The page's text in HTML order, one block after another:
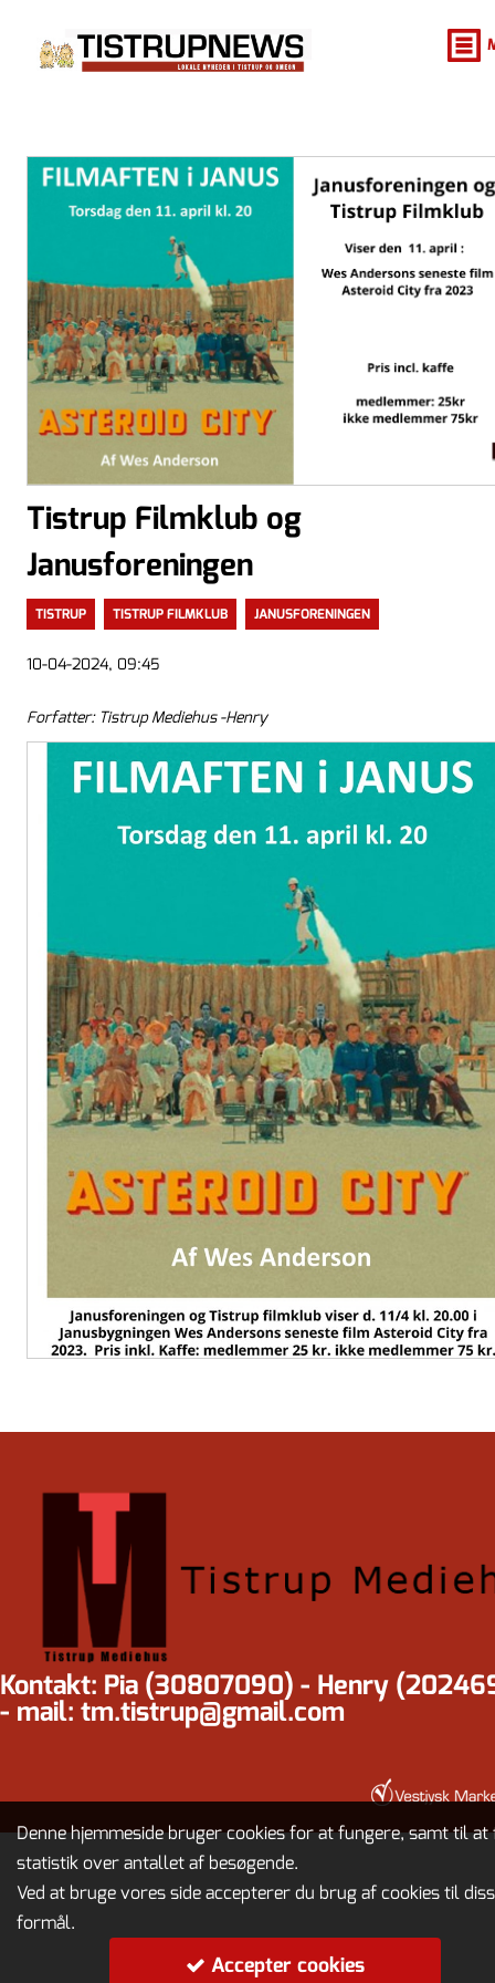
Tistrup Filmklub og
Janusforeningen
TISTRUP TISTRUP FILMKLUB JANUSFORENINGEN
10-04-2024, 09:45
Forfatter: Tistrup Mediehus -Henry
Kontakt: Pia (30807090) - Henry
- mail: tm.tistrup@gmail.com
Denne hjemmeside bruger cookies for at fungere, samt til at
statistik over antallet af besøgende.
Ved at bruge vores side accepterer du brug af cookies til
formål.
Accepter cookies